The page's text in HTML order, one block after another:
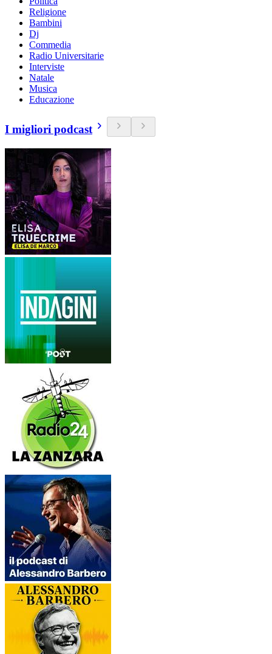
Religione
Bambini
Dj
Commedia
Radio Universitarie
Interviste
Natale
Musica
Educazione
I migliori podcast